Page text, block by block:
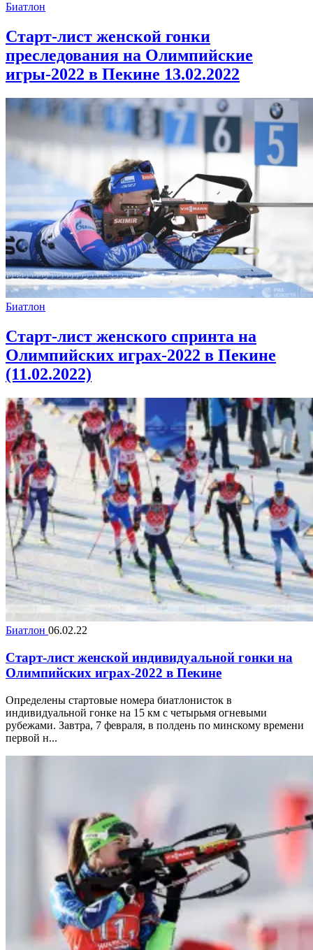
Биатлон
Старт-лист женской гонки
преследования на Олимпийские
игры-2022 в Пекине 13.02.2022
Биатлон
Старт-лист женского спринта на
Олимпийских играх-2022 в Пекине
(11.02.2022)
Биатлон 06.02.22
Старт-лист женской индивидуальной гонки на
Олимпийских играх-2022 в Пекине
Определены стартовые номера биатлонисток в
индивидуальной гонке на 15 км с четырьмя огневыми
рубежами. Завтра, 7 февраля, в полдень по минскому времени
первой н...